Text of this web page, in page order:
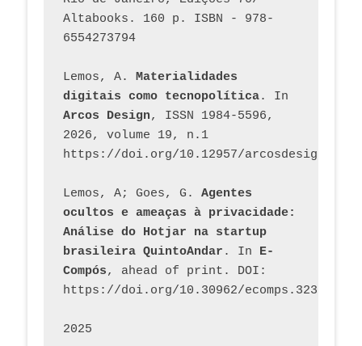
Altabooks. 160 p. ISBN - 978-
6554273794
Lemos, A. Materialidades
digitais como tecnopolítica
Arcos Design, ISSN 1984-5596,
2026, volume 19, n.1
https://doi.org/10.12957/
Lemos, A; Goes, G. Agentes
ocultos e ameaças à privacidade:
Análise do Hotjar na startup
brasileira QuintoAndar . In E-
Compós, ahead of print. DOI:
https://doi.org/10.30962/ecomps.3231
2025